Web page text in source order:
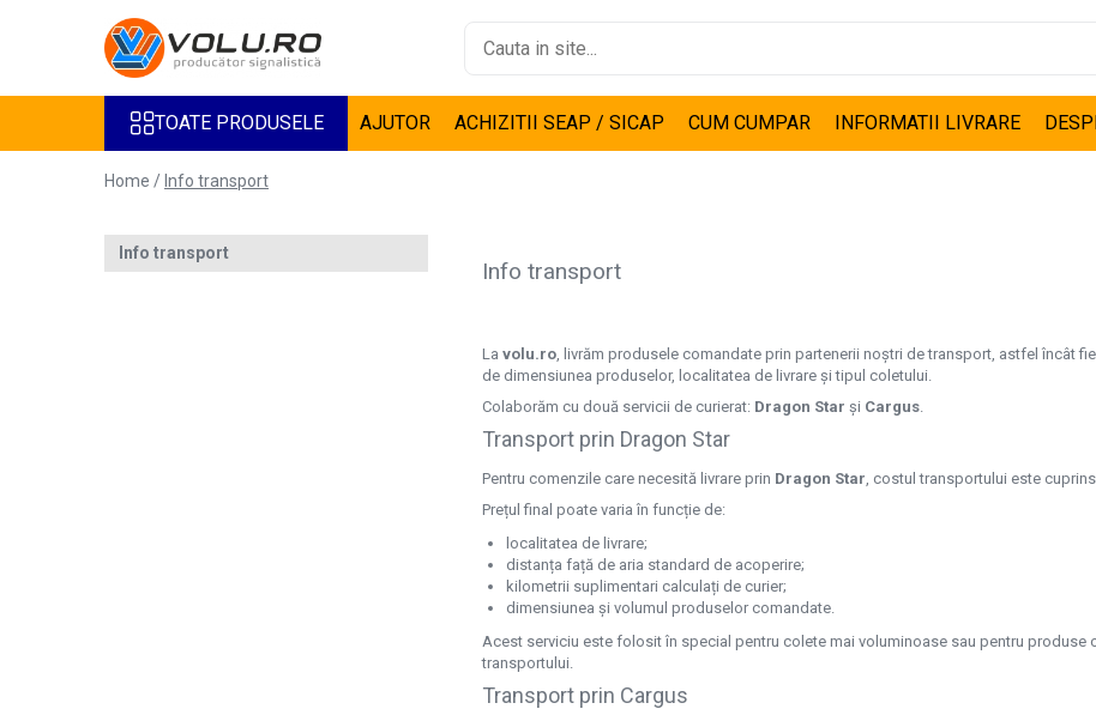
Toate Produsele
Accesorii Steaguri
Casete Luminoase
Design interior
TOATE PRODUSELE AJUTOR ACHIZITII SEAP / SICAP CUM CUMPAR INFORMATII LIVRARE
Home / Info transport
Info transport
La volu.ro, livrăm produsele comandate prin partenerii noștri de transport, astfel încât
de dimensiunea produselor, localitatea de livrare și tipul coletului.
Colaborăm cu două servicii de curierat: Dragon Star și Cargus.
Transport prin Dragon Star
Pentru comenzile care necesită livrare prin Dragon Star, costul transportului este
Prețul final poate varia în funcție de:
localitatea de livrare;
distanța față de aria standard de acoperire;
kilometrii suplimentari calculați de curier;
dimensiunea și volumul produselor comandate.
Acest serviciu este folosit în special pentru colete mai voluminoase sau pentru produse
transportului.
Transport prin Cargus
Info transport